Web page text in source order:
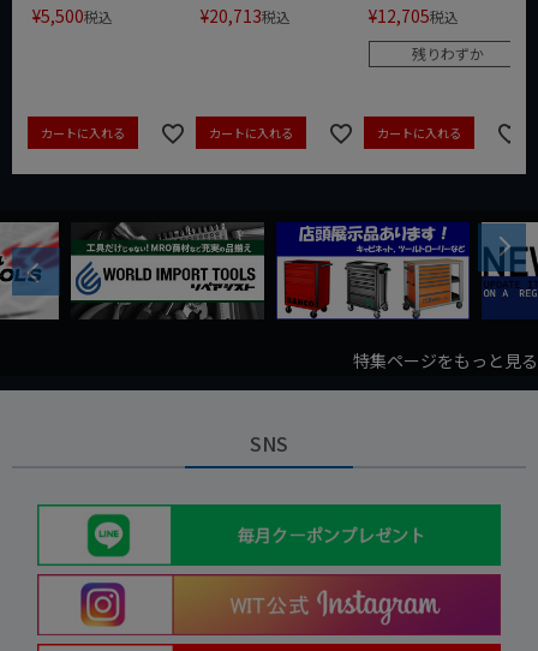
¥5,500税込
カートに入れる
¥20,713税込
カートに入れる
¥12,705税込
残りわずか
カートに入れる
Previous
Next
特集ページをもっと見る
SNS